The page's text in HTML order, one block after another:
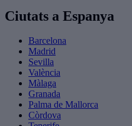
Ciutats a Espanya
Barcelona
Madrid
Sevilla
València
Màlaga
Granada
Palma de Mallorca
Còrdova